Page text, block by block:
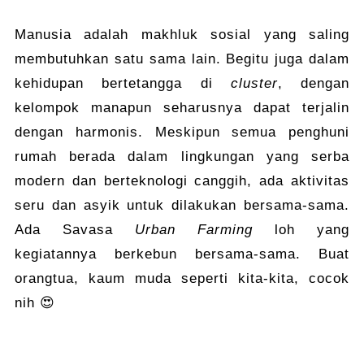
Manusia adalah makhluk sosial yang saling
membutuhkan satu sama lain. Begitu juga dalam
kehidupan bertetangga di cluster, dengan
kelompok manapun seharusnya dapat terjalin
dengan harmonis. Meskipun semua penghuni
rumah berada dalam lingkungan yang serba
modern dan berteknologi canggih, ada aktivitas
seru dan asyik untuk dilakukan bersama-sama.
Ada Savasa Urban Farming loh yang
kegiatannya berkebun bersama-sama. Buat
orangtua, kaum muda seperti kita-kita, cocok
nih 😍